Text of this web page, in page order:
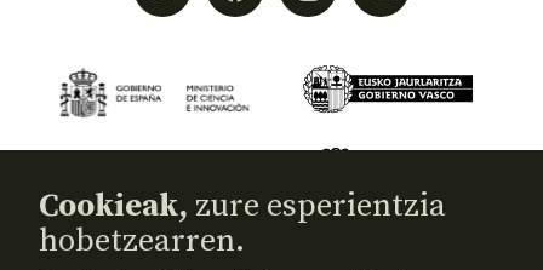
Cookieak, zure esperientzia
hobetzearren.